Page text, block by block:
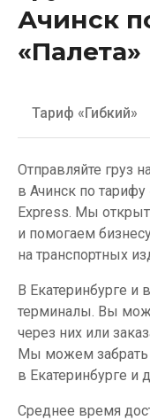
Ачинск
«Палета»
Тариф «Гибкий»
Отправляйте груз
в Ачинск по
Express. Мы
и помогаем
на транспортных
В Екатеринбурге и
терминалы. Вы
через них или
Мы можем забрать
в Екатеринбурге и
Среднее время